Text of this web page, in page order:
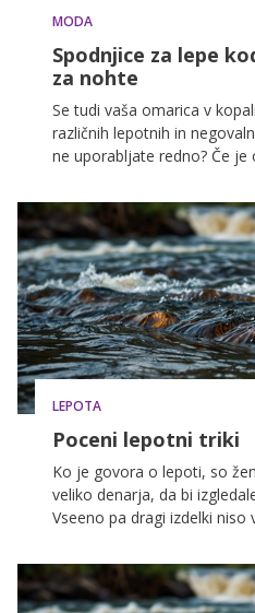
MODA
Spodnjice za lepe
za nohte
Se tudi vaša omarica v
različnih lepotnih in
ne uporabljate redno? Če
za svoj videz brez, da bi se
Presenečeni boste, kaj vse
ohranjanju naravne lepote.
LEPOTA
Poceni lepotni triki
Ko je govora o lepoti, so
veliko denarja, da bi
Vseeno pa dragi izdelki
na poceni način do lepega